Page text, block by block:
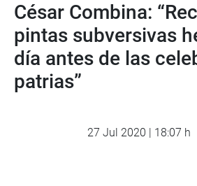
César Combina:
pintas subversivas
día antes de las
patrias”
27 Jul 2020 | 18:07 h